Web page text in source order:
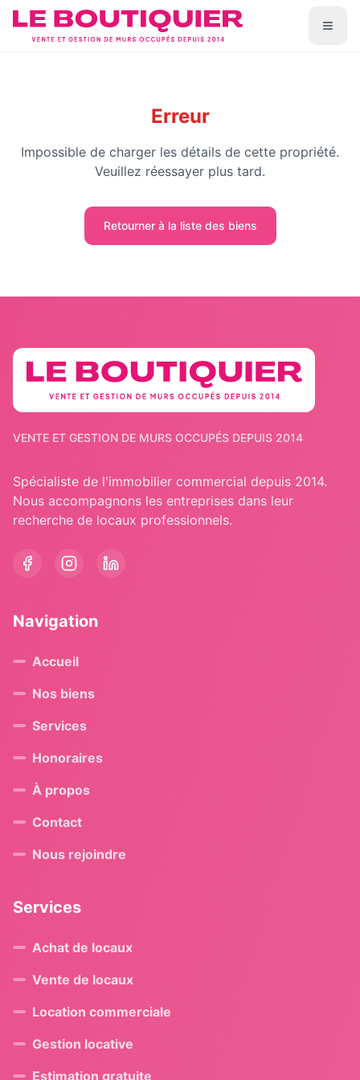
Erreur
Impossible de charger les détails de cette propriété.
Veuillez réessayer plus tard.
Retourner à la liste des biens
VENTE ET GESTION DE MURS OCCUPÉS DEPUIS 2014
Spécialiste de l'immobilier commercial depuis 2014.
Nous accompagnons les entreprises dans leur
recherche de locaux professionnels.
Navigation
Accueil
Nos biens
Services
Honoraires
À propos
Contact
Nous rejoindre
Services
Achat de locaux
Vente de locaux
Location commerciale
Gestion locative
Estimation gratuite